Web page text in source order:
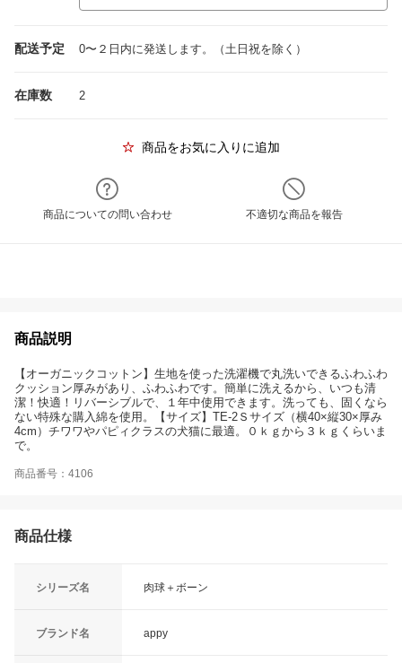
配送予定 0〜２日内に発送します。（土日祝を除く）
在庫数 2
商品をお気に入りに追加
商品についての問い合わせ 不適切な商品を報告
商品説明
【オーガニックコットン】生地を使った洗濯機で丸洗いできるふわふわ
クッション厚みがあり、ふわふわです。簡単に洗えるから、いつも清
潔！快適！リバーシブルで、１年中使用できます。洗っても、固くなら
ない特殊な購入綿を使用。【サイズ】TE-2Ｓサイズ（横40×縦30×厚み
4cm）チワワやパピィクラスの犬猫に最適。０ｋｇから３ｋｇくらいま
で。
商品番号：4106
商品仕様
シリーズ名 肉球＋ボーン
ブランド名 appy